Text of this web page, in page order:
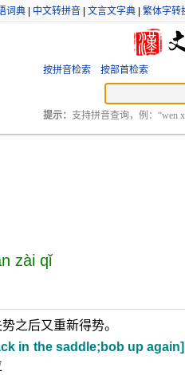
词典 中文转拼音 文言文字典 繁体字转
按拼音检索 按部首检索
提示： 支持拼音查询，例：“wen
zài qǐ
之后又重新得势。
in the saddle;bob up again]